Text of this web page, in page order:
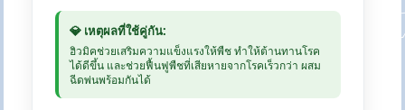
💎 เหตุผลที่ใช้คู่กัน:
ฮิวมิคช่วยเสริมความแข็งแรงให้พืช ทำให้ต้านทานโรค
ได้ดีขึ้น และช่วยฟื้นฟูพืชที่เสียหายจากโรคเร็วกว่า ผสม
ฉีดพ่นพร้อมกันได้